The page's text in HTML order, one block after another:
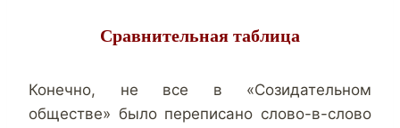
Сравнительная таблица
Конечно, не все в «Созидательном
обществе» было переписано слово-в-слово